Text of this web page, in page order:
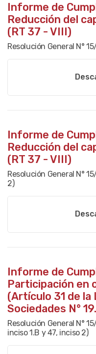
Informe de
Reducción del
(RT 37 - VIII)
Resolución General N°
Informe de
Reducción del
(RT 37 - VIII)
Resolución General N°
2)
Informe de
Participación en
(Artículo 31 de la
Sociedades N°
Resolución General N°
inciso 1.B y 47, inciso 2)